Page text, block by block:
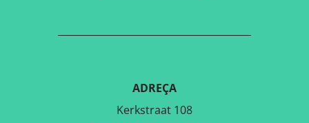
ADREÇA
Kerkstraat 108